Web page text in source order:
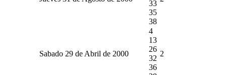
33
35
38
Sabado 29 de Abril de 2000
4
13
26
32
36
2